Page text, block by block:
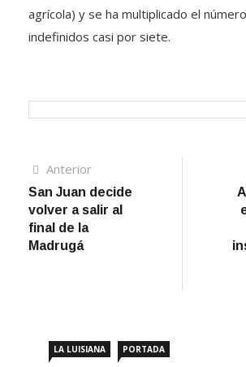
agrícola) y se ha multiplicado el
indefinidos casi por siete.
Navegación
de
entradas
AnteriorArtículo
anterior
San Juan decide
volver a salir al
final de la
Madrugá
LA LUISIANA PORTADA